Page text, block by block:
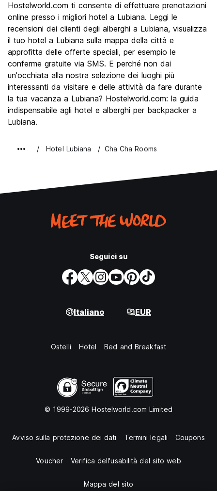
Luoghi di interesse culturale
Festa / Vita notturna
7.7
Qualita' Prezzo
Hostelworld.com ti consente di effettuare prenotazioni
online presso i migliori hotel a Lubiana. Leggi le
recensioni dei clienti degli alberghi a Lubiana, visualizza
il tuo hotel a Lubiana sulla mappa della città e
approfitta delle offerte speciali, per esempio le
conferme gratuite via SMS. E perché non dai
un'occhiata alla nostra selezione dei luoghi più
interessanti da visitare e delle attività da fare durante
la tua vacanza a Lubiana? Hostelworld.com: la guida
indispensabile agli hotel e alberghi per backpacker a
Lubiana.
Hotel Lubiana Cha Cha Rooms
Seguici su
Italiano EUR
Ostelli Hotel Bed and Breakfast
© 1999-2026 Hostelworld.com Limited
Avviso sulla protezione dei dati Termini legali Coupons
Voucher Verifica dell'usabilità del sito web
Mappa del sito